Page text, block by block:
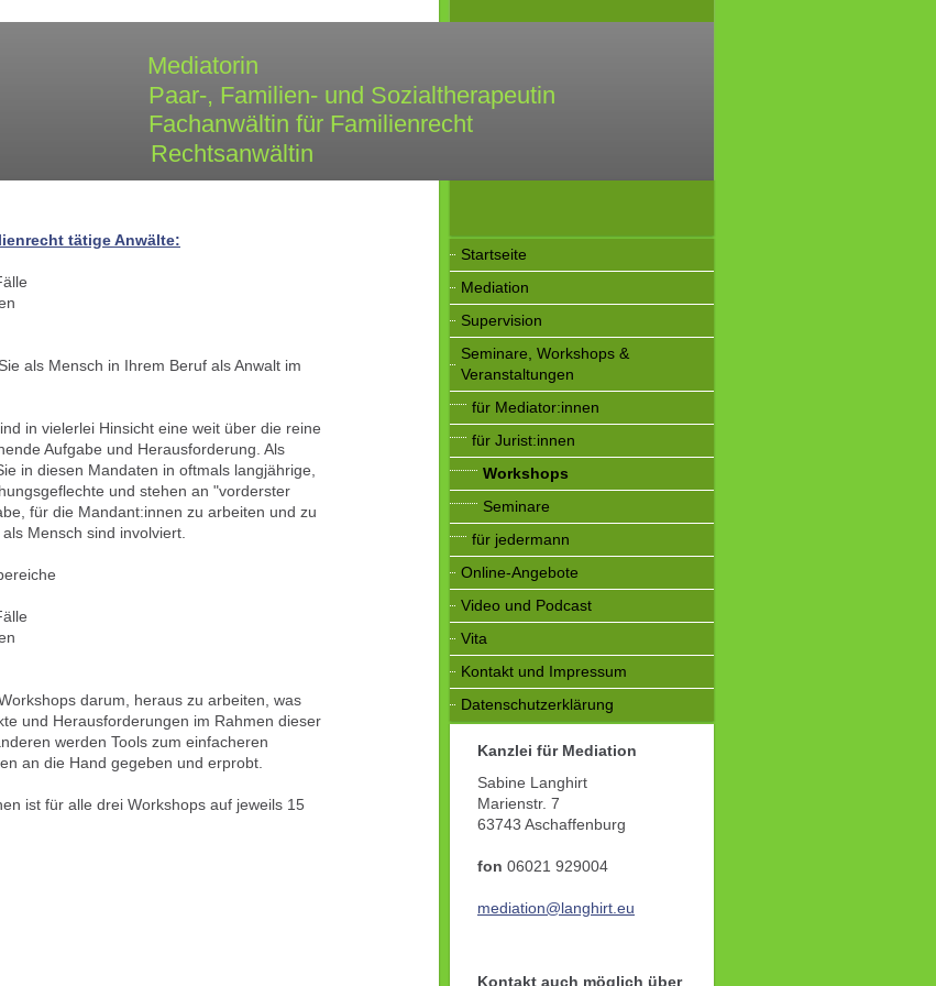
Mediatorin
, Familien- und Sozialtherapeutin
für Familienrecht
Rechtsanwältin
tätige Anwälte:
als Mensch in Ihrem Beruf als Anwalt im
in vielerlei Hinsicht eine weit über die reine
Aufgabe und Herausforderung. Als
in diesen Mandaten in oftmals langjährige,
und stehen an "vorderster
für die Mandant:innen zu arbeiten und zu
Mensch sind involviert.
darum, heraus zu arbeiten, was
und Herausforderungen im Rahmen dieser
werden Tools zum einfacheren
an die Hand gegeben und erprobt.
ist für alle drei Workshops auf jeweils 15
Startseite
Mediation
Supervision
Seminare, Workshops &
Veranstaltungen
für Mediator:innen
für Jurist:innen
Workshops
Seminare
für jedermann
Online-Angebote
Video und Podcast
Vita
Kontakt und Impressum
Datenschutzerklärung
Kanzlei für Mediation
Sabine Langhirt
Marienstr. 7
63743 Aschaffenburg
fon 06021 929004
mediation@langhirt.eu
Kontakt auch möglich über